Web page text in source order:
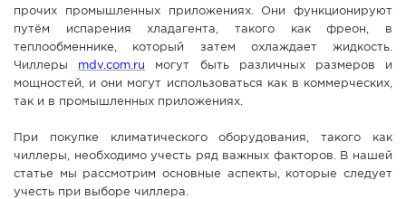
КАМЕРЫ
КОНКУРСЫ
СТАТЬИ
ПРЕДЛОЖИТЬ НОВОСТЬ
ФОТО
прочих промышленных приложениях. Они функционируют
путём испарения хладагента, такого как фреон, в
теплообменнике, который затем охлаждает жидкость.
Чиллеры mdv.com.ru
могут быть различных размеров и
мощностей, и они могут использоваться как в коммерческих,
так и в промышленных приложениях.
При покупке климатического оборудования, такого как
чиллеры, необходимо учесть ряд важных факторов. В нашей
статье мы рассмотрим основные аспекты, которые следует
учесть при выборе чиллера.